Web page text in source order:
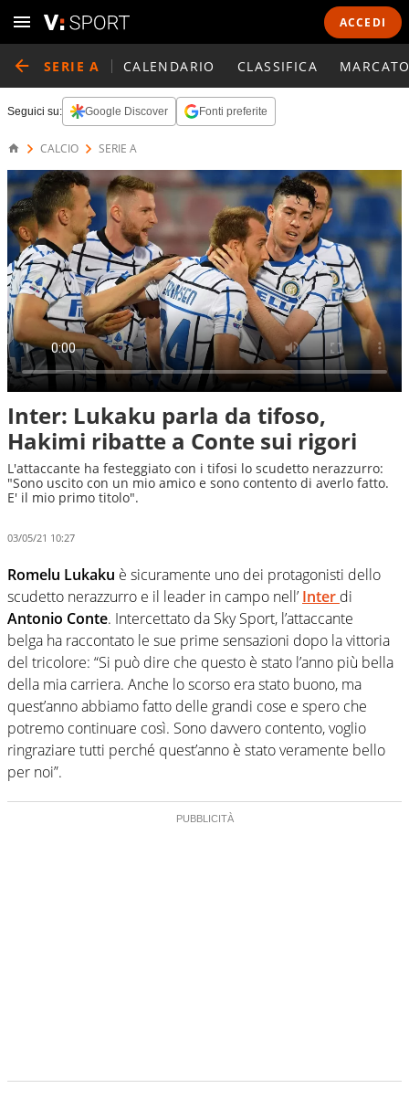
ACCEDI
SERIE A CALENDARIO CLASSIFICA
Seguici su: Google Discover Fonti preferite
CALCIO SERIE A
Inter: Lukaku parla da tifoso,
Hakimi ribatte a Conte sui rigori
L'attaccante ha festeggiato con i tifosi lo scudetto nerazzurro:
"Sono uscito con un mio amico e sono contento di averlo fatto.
E' il mio primo titolo".
03/05/21 10:27
Romelu Lukaku è sicuramente uno dei protagonisti dello
scudetto nerazzurro e il leader in campo nell’ Inter di
Antonio Conte. Intercettato da Sky Sport, l’attaccante
belga ha raccontato le sue prime sensazioni dopo la vittoria
del tricolore: “Si può dire che questo è stato l’anno più bella
della mia carriera. Anche lo scorso era stato buono, ma
quest’anno abbiamo fatto delle grandi cose e spero che
potremo continuare così. Sono davvero contento, voglio
ringraziare tutti perché quest’anno è stato veramente bello
per noi”.